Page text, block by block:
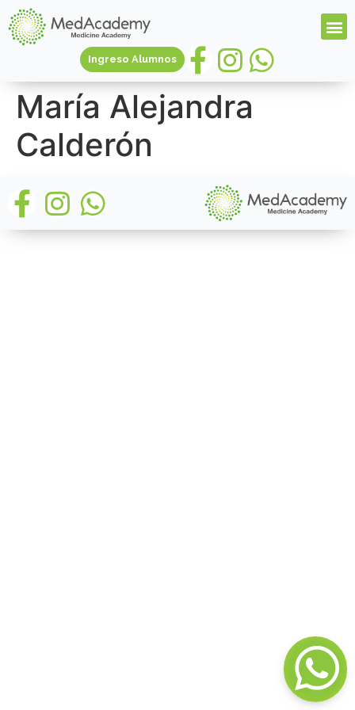
Ingreso Alumnos
María Alejandra
Calderón